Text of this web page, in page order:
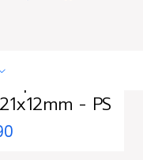
Sato
- PS